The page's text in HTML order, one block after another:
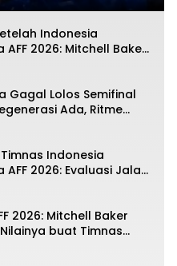
Indonesia
AFF 2026: Mitchell Baker
ASEAN Belum Tuntas
Gagal Lolos Semifinal
Ada, Ritme
Mengejar
Indonesia
2026: Evaluasi Jalan,
Sudah Dekat
2026: Mitchell Baker
buat Timnas